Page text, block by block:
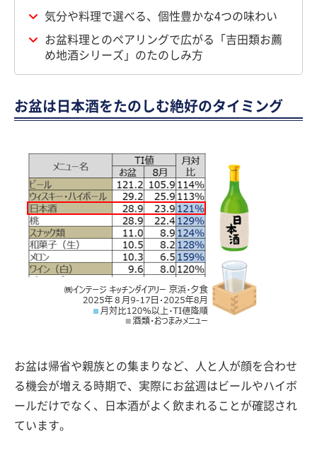
気分や料理で選べる、個性豊かな4つの味わい
お盆料理とのペアリングで広がる「吉田類お薦
め地酒シリーズ」のたのしみ方
お盆は日本酒をたのしむ絶好のタイミング
お盆は帰省や親族との集まりなど、人と人が顔を合わせ
る機会が増える時期で、実際にお盆週はビールやハイボ
ールだけでなく、日本酒がよく飲まれることが確認され
ています。